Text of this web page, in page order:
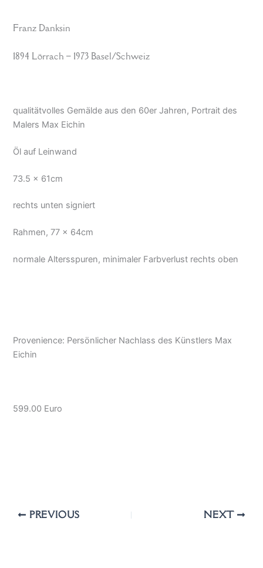
Franz Danksin
1894 Lörrach – 1973 Basel/Schweiz
qualitätvolles Gemälde aus den 60er Jahren, Portrait des
Malers Max Eichin
Öl auf Leinwand
73.5 x 61cm
rechts unten signiert
Rahmen, 77 x 64cm
normale Altersspuren, minimaler Farbverlust rechts oben
Provenience: Persönlicher Nachlass des Künstlers Max
Eichin
599.00 Euro
PREVIOUS NEXT